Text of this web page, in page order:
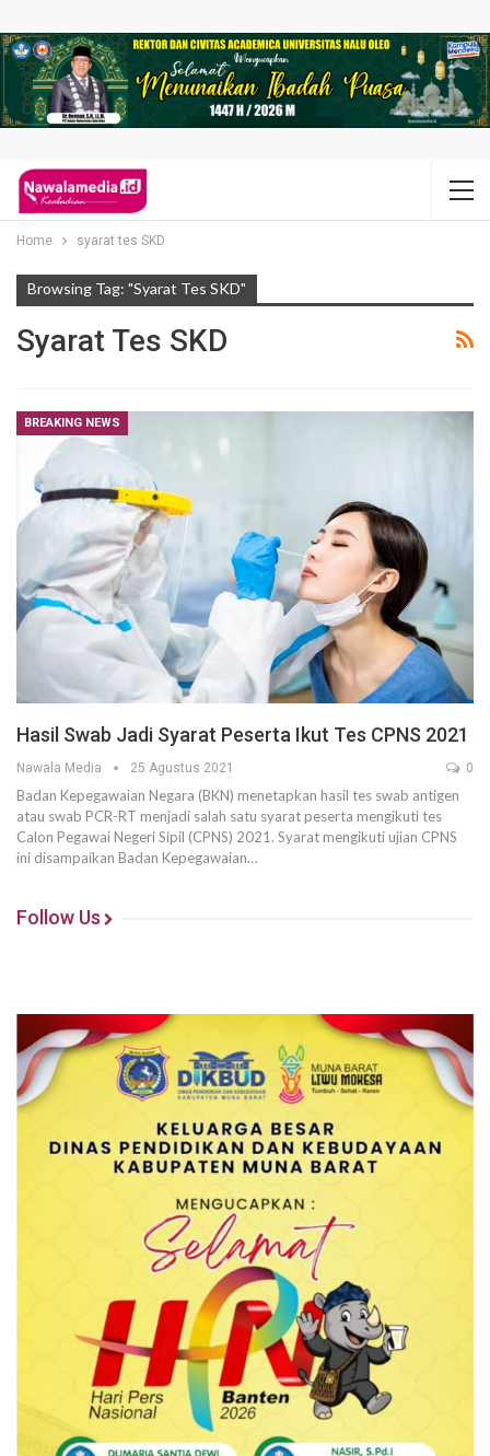
Home syarat tes SKD
Browsing Tag: "syarat Tes SKD"
Syarat Tes SKD
BREAKING NEWS
Hasil Swab Jadi Syarat Peserta Ikut Tes CPNS 2021
Nawala Media 25 Agustus 2021 0
Badan Kepegawaian Negara (BKN) menetapkan hasil tes swab antigen
atau swab PCR-RT menjadi salah satu syarat peserta mengikuti tes
Calon Pegawai Negeri Sipil (CPNS) 2021. Syarat mengikuti ujian CPNS
ini disampaikan Badan Kepegawaian…
Follow Us